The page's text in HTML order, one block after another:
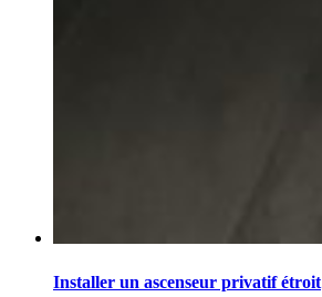
Installer un ascenseur privatif étroit